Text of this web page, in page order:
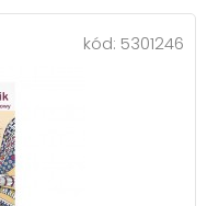
kód: 5301246